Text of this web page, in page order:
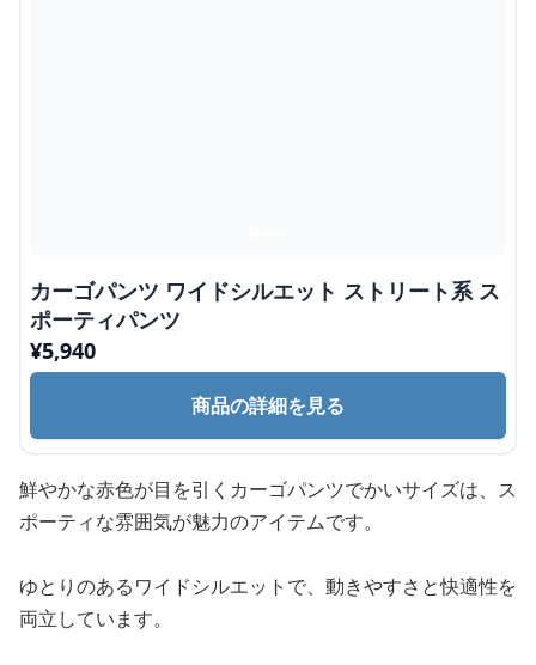
カーゴパンツ ワイドシルエット ストリート系 ス
ポーティパンツ
¥5,940
商品の詳細を見る
鮮やかな赤色が目を引くカーゴパンツでかいサイズは、ス
ポーティな雰囲気が魅力のアイテムです。
ゆとりのあるワイドシルエットで、動きやすさと快適性を
両立しています。